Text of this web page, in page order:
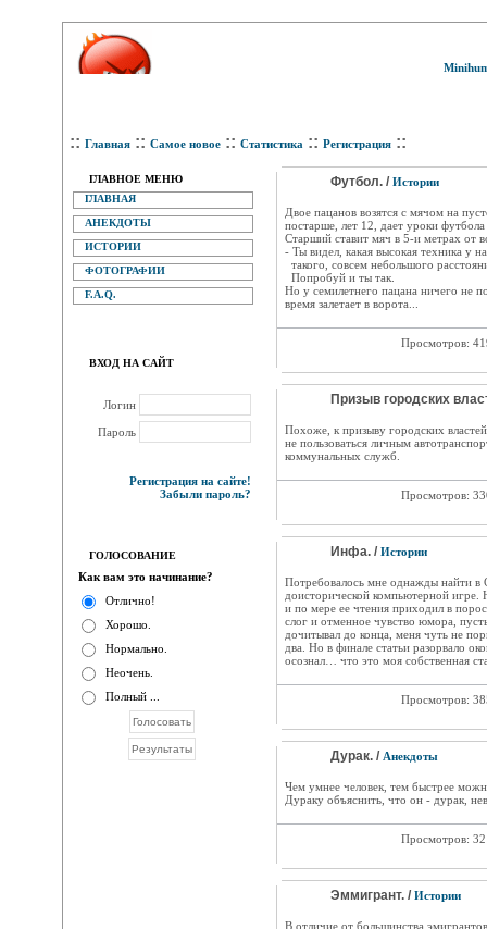
:: Главная :: Самое новое :: Статистика :: Регистрация ::
ГЛАВНОЕ МЕНЮ
ГЛАВНАЯ
АНЕКДОТЫ
ИСТОРИИ
ФОТОГРАФИИ
F.A.Q.
ВХОД НА САЙТ
Логин
Пароль
Регистрация на сайте!
Забыли пароль?
ГОЛОСОВАНИЕ
Как вам это начинание?
Отлично!
Хорошо.
Нормально.
Неочень.
Полный ...
Футбол. / Истории
Двое пацанов возятся с мячом на
постарше, лет 12, дает уроки
Старший ставит мяч в 5-и метрах от
- Ты видел, какая высокая техника у
такого, совсем небольшого
Попробуй и ты так.
Но у семилетнего пацана ничего не
время залетает в ворота...
Просмотров:
Призыв городских
Похоже, к призыву городских
не пользоваться личным
коммунальных служб.
Просмотров:
Инфа. / Истории
Потребовалось мне однажды найти
доисторической компьютерной
и по мере ее чтения приходил в
слог и отменное чувство юмора,
дочитывал до конца, меня чуть не
два. Но в финале статьи разорвало
осознал… что это моя собственная
Просмотров:
Дурак. / Анекдоты
Чем умнее человек, тем быстрее
Дураку объяснить, что он - дурак,
Просмотров:
Эммигрант. / Истории
В отличие от большинства